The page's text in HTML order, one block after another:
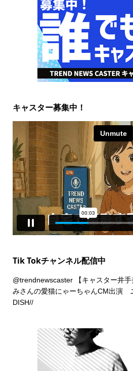
キャスター募集中！
Tik Tokチャンネル配信中
@trendnewscaster【キャスター井手
みさんの愛猫にゃーちゃんCM出演
DISH//